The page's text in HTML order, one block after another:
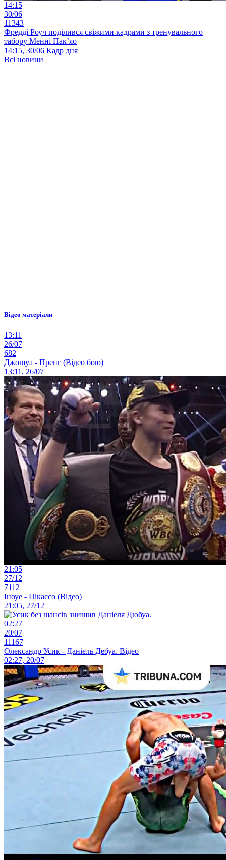
14:15
30/06
11343
Фредді Роуч поділився свіжими кадрами з тренувального
табору Менні Пак’яо
14:15, 30/06 Кадр дня
Всі новини
Відео матеріали
13:11
26/07
682
Джошуа - Пренг (Відео бою)
13:11, 26/07
21:05
27/12
7112
Іноуе - Пікассо (Відео)
21:05, 27/12
02:27
20/07
11167
Олександр Усик - Даніель Дебуа. Відео
02:27, 20/07